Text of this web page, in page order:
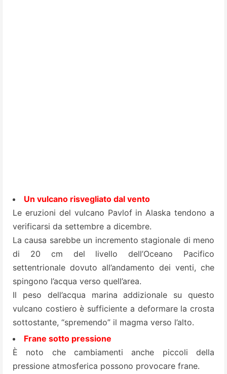
Un vulcano risvegliato dal vento
Le eruzioni del vulcano Pavlof in Alaska tendono a
verificarsi da settembre a dicembre.
La causa sarebbe un incremento stagionale di meno
di 20 cm del livello dell’Oceano Pacifico
settentrionale dovuto all’andamento dei venti, che
spingono l’acqua verso quell’area.
Il peso dell’acqua marina addizionale su questo
vulcano costiero è sufficiente a deformare la crosta
sottostante, “spremendo” il magma verso l’alto.
Frane sotto pressione
È noto che cambiamenti anche piccoli della
pressione atmosferica possono provocare frane.